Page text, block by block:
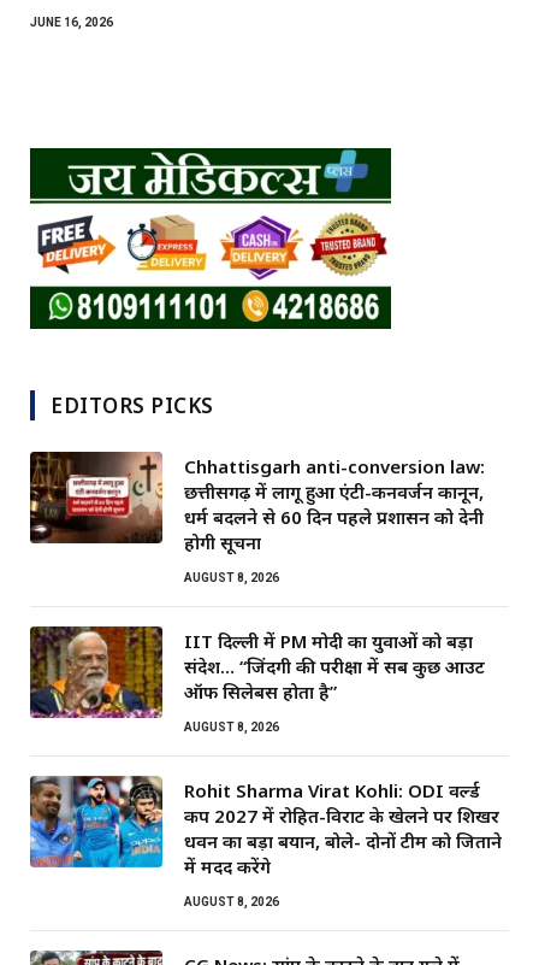
JUNE 16, 2026
EDITORS PICKS
Chhattisgarh anti-conversion law:
छत्तीसगढ़ में लागू हुआ एंटी-कनवर्जन कानून,
धर्म बदलने से 60 दिन पहले प्रशासन को देनी
होगी सूचना
AUGUST 8, 2026
IIT दिल्ली में PM मोदी का युवाओं को बड़ा
संदेश… “जिंदगी की परीक्षा में सब कुछ आउट
ऑफ सिलेबस होता है”
AUGUST 8, 2026
Rohit Sharma Virat Kohli: ODI वर्ल्ड
कप 2027 में रोहित-विराट के खेलने पर शिखर
धवन का बड़ा बयान, बोले- दोनों टीम को जिताने
में मदद करेंगे
AUGUST 8, 2026